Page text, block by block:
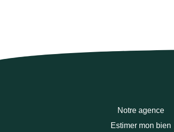
Notre agence
Estimer mon bien